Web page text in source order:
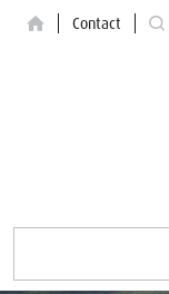
Contact